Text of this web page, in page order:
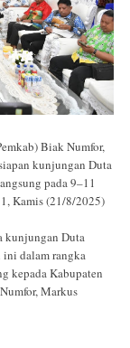
Biak Numfor,
kunjungan Duta
pada 9–11
Kamis (21/8/2025)
kunjungan Duta
ini dalam rangka
kepada Kabupaten
Markus